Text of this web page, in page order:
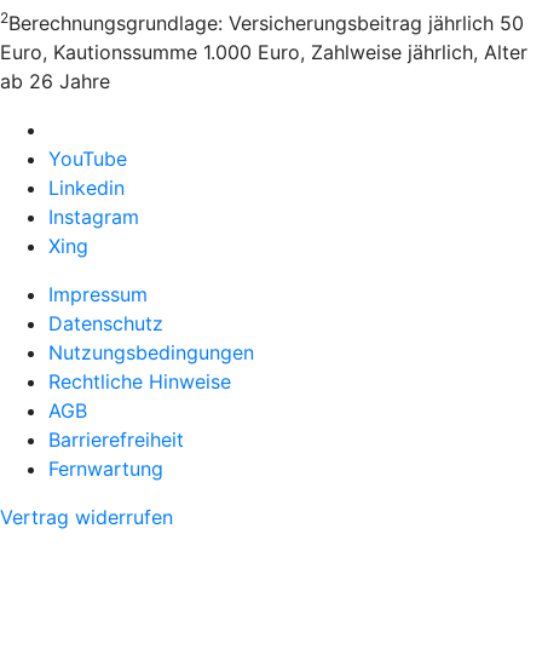
2Berechnungsgrundlage: Versicherungsbeitrag jährlich 50
Euro, Kautionssumme 1.000 Euro, Zahlweise jährlich, Alter
ab 26 Jahre
YouTube
Linkedin
Instagram
Xing
Impressum
Datenschutz
Nutzungsbedingungen
Rechtliche Hinweise
AGB
Barrierefreiheit
Fernwartung
Vertrag widerrufen